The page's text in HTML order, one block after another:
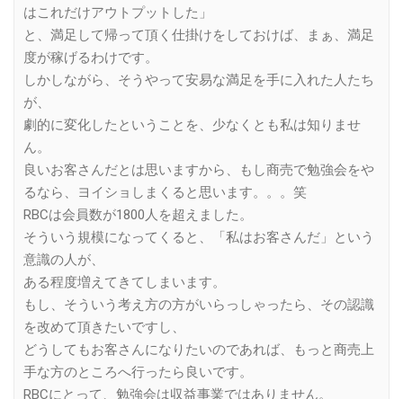
はこれだけアウトプットした」
と、満足して帰って頂く仕掛けをしておけば、まぁ、満足
度が稼げるわけです。
しかしながら、そうやって安易な満足を手に入れた人たち
が、
劇的に変化したということを、少なくとも私は知りませ
ん。
良いお客さんだとは思いますから、もし商売で勉強会をや
るなら、ヨイショしまくると思います。。。笑
RBCは会員数が1800人を超えました。
そういう規模になってくると、「私はお客さんだ」という
意識の人が、
ある程度増えてきてしまいます。
もし、そういう考え方の方がいらっしゃったら、その認識
を改めて頂きたいですし、
どうしてもお客さんになりたいのであれば、もっと商売上
手な方のところへ行ったら良いです。
RBCにとって、勉強会は収益事業ではありません。